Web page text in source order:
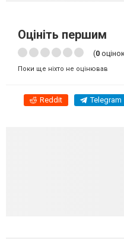
Оцініть першим
(0
Поки ще ніхто не оцінював
Reddit Telegram